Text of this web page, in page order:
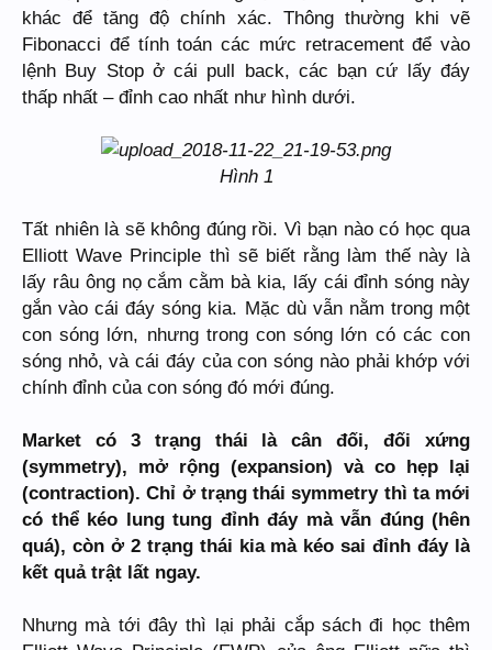
khác để tăng độ chính xác. Thông thường khi vẽ
Fibonacci để tính toán các mức retracement để vào
lệnh Buy Stop ở cái pull back, các bạn cứ lấy đáy
thấp nhất – đỉnh cao nhất như hình dưới.
Hình 1
Tất nhiên là sẽ không đúng rồi. Vì bạn nào có học qua
Elliott Wave Principle thì sẽ biết rằng làm thế này là
lấy râu ông nọ cắm cằm bà kia, lấy cái đỉnh sóng này
gắn vào cái đáy sóng kia. Mặc dù vẫn nằm trong một
con sóng lớn, nhưng trong con sóng lớn có các con
sóng nhỏ, và cái đáy của con sóng nào phải khớp với
chính đỉnh của con sóng đó mới đúng.
Market có 3 trạng thái là cân đối, đối xứng
(symmetry), mở rộng (expansion) và co hẹp lại
(contraction). Chỉ ở trạng thái symmetry thì ta mới
có thể kéo lung tung đỉnh đáy mà vẫn đúng (hên
quá), còn ở 2 trạng thái kia mà kéo sai đỉnh đáy là
kết quả trật lất ngay.
Nhưng mà tới đây thì lại phải cắp sách đi học thêm